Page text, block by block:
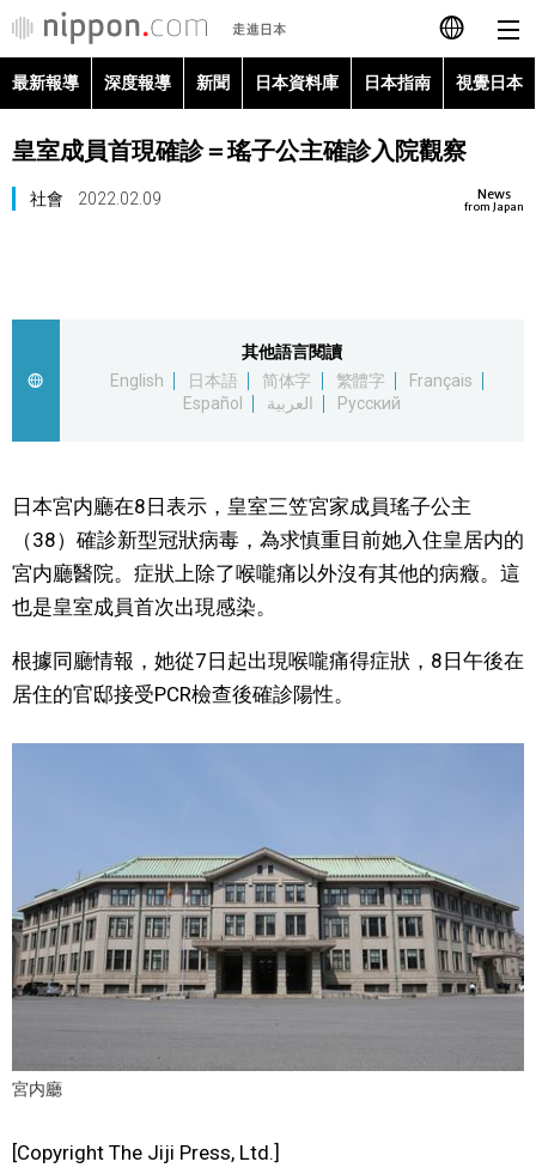
日本語
English
العربية
日本指南
視覺日本
更多
政治外交
社會
最新報導 深度報導 新聞 日本資料庫 日本指南 視覺日本
皇室成員首現確診＝瑤子公主確診入院觀察
News
from Japan
社會 2022.02.09
其他語言閱讀
English
日本語 简体字 繁體字
Français
Español
العربية Русский
日本宮内廳在8日表示，皇室三笠宮家成員瑤子公主
（38）確診新型冠狀病毒，為求慎重目前她入住皇居内的
宮内廳醫院。症狀上除了喉嚨痛以外沒有其他的病癥。這
也是皇室成員首次出現感染。
根據同廳情報，她從7日起出現喉嚨痛得症狀，8日午後在
居住的官邸接受PCR檢查後確診陽性。
宮内廳
[Copyright The Jiji Press, Ltd.]